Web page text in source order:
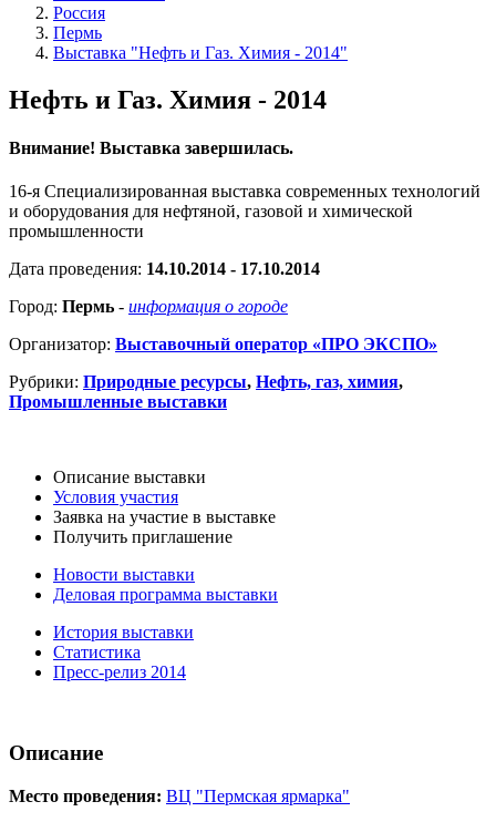
Россия
Пермь
Выставка "Нефть и Газ. Химия - 2014"
Нефть и Газ. Химия - 2014
Внимание! Выставка завершилась.
16-я Специализированная выставка современных технологий
и оборудования для нефтяной, газовой и химической
промышленности
Дата проведения: 14.10.2014 - 17.10.2014
Город: Пермь - информация о городе
Организатор: Выставочный оператор «ПРО ЭКСПО»
Рубрики: Природные ресурсы, Нефть, газ, химия,
Промышленные выставки
Описание выставки
Условия участия
Заявка на участие в выставке
Получить приглашение
Новости выставки
Деловая программа выставки
История выставки
Статистика
Пресс-релиз 2014
Описание
Место проведения: ВЦ "Пермская ярмарка"